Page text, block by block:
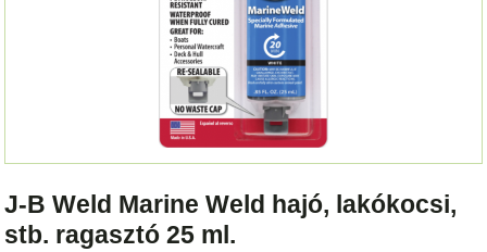
J-B Weld Marine Weld hajó, lakókocsi,
stb. ragasztó 25 ml.